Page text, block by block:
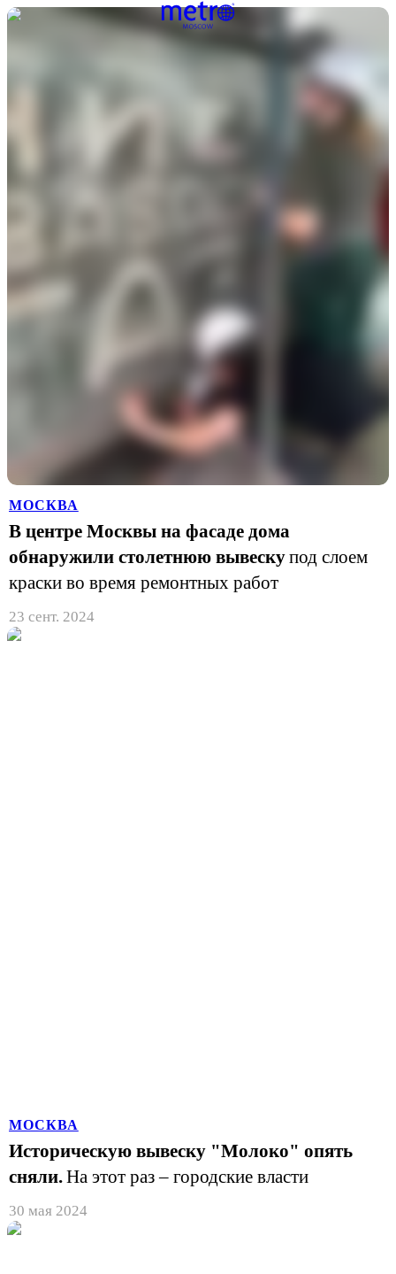
МОСКВА
В центре Москвы на фасаде дома
обнаружили столетнюю вывескупод слоем
краски во время ремонтных работ
23 сент. 2024
МОСКВА
Историческую вывеску "Молоко" опять
сняли.На этот раз – городские власти
30 мая 2024